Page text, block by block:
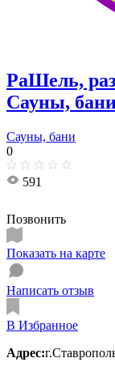
РаШель,
Сауны,
Сауны, бани
0
591
Позвонить
Показать на карте
Написать отзыв
В Избранное
Адрес: